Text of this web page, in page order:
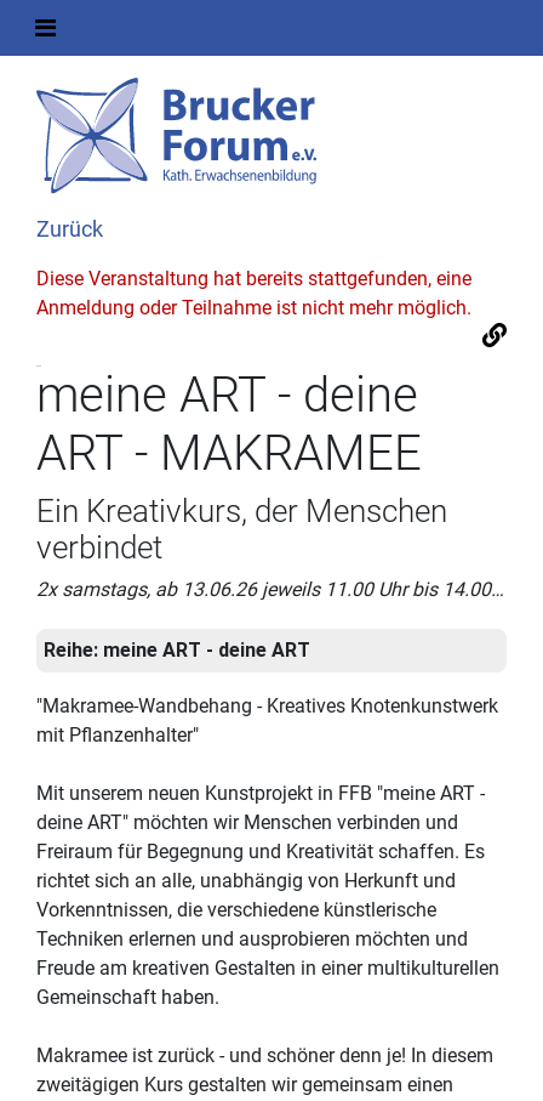
Zurück
Diese Veranstaltung hat bereits stattgefunden, eine
Anmeldung oder Teilnahme ist nicht mehr möglich.
meine ART - deine
ART - MAKRAMEE
Ein Kreativkurs, der Menschen
verbindet
2x samstags, ab 13.06.26 jeweils 11.00 Uhr bis 14.00 Uhr
Reihe: meine ART - deine ART
"Makramee-Wandbehang - Kreatives Knotenkunstwerk
mit Pflanzenhalter"
Mit unserem neuen Kunstprojekt in FFB "meine ART -
deine ART" möchten wir Menschen verbinden und
Freiraum für Begegnung und Kreativität schaffen. Es
richtet sich an alle, unabhängig von Herkunft und
Vorkenntnissen, die verschiedene künstlerische
Techniken erlernen und ausprobieren möchten und
Freude am kreativen Gestalten in einer multikulturellen
Gemeinschaft haben.
Makramee ist zurück - und schöner denn je! In diesem
zweitägigen Kurs gestalten wir gemeinsam einen